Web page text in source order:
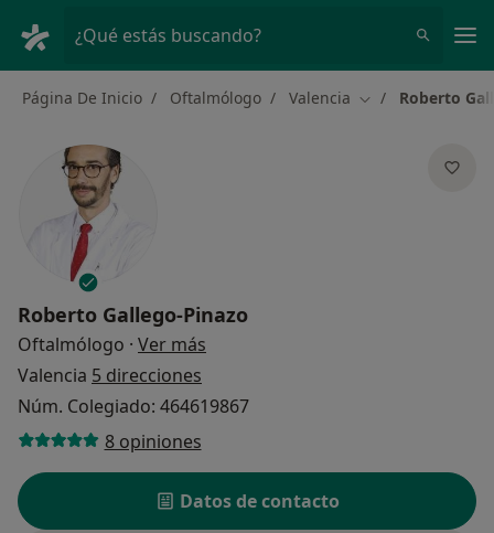
¿Qué estás buscando?
Página De Inicio Oftalmólogo Valencia Cambiar de
Roberto
Roberto Gallego-Pinazo
Oftalmólogo · Ver más
Valencia 5 direcciones
Núm. Colegiado: 464619867
8 opiniones
Datos de contacto